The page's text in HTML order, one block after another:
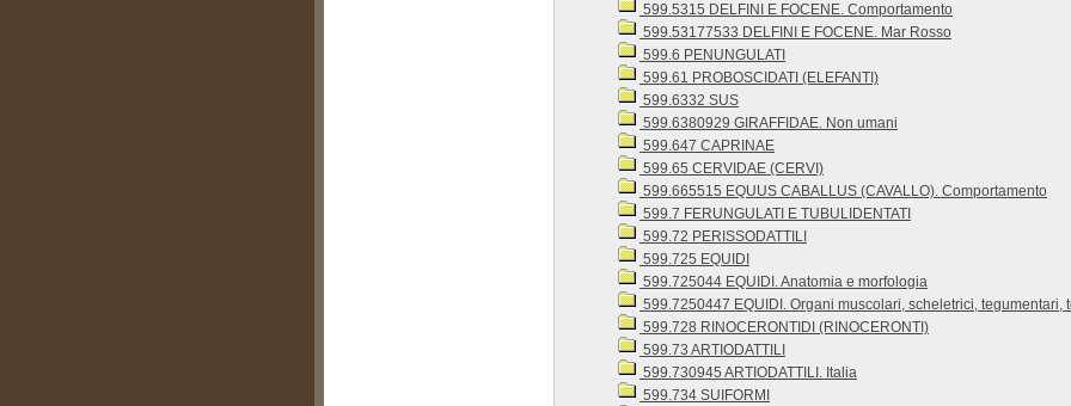
599.5315 DELFINI E FOCENE. Comportamento
599.53177533 DELFINI E FOCENE. Mar Rosso
599.6 PENUNGULATI
599.61 PROBOSCIDATI (ELEFANTI)
599.6332 SUS
599.6380929 GIRAFFIDAE. Non umani
599.647 CAPRINAE
599.65 CERVIDAE (CERVI)
599.665515 EQUUS CABALLUS (CAVALLO). Comportamento
599.7 FERUNGULATI E TUBULIDENTATI
599.72 PERISSODATTILI
599.725 EQUIDI
599.725044 EQUIDI. Anatomia e morfologia
599.7250447 EQUIDI. Organi muscolari, scheletrici, tegumentari,
599.728 RINOCERONTIDI (RINOCERONTI)
599.73 ARTIODATTILI
599.730945 ARTIODATTILI. Italia
599.734 SUIFORMI